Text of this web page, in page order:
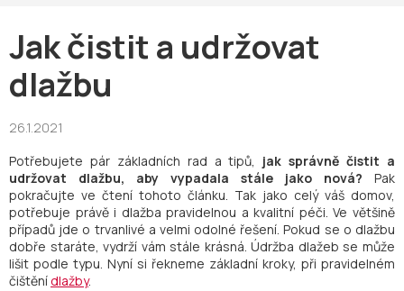
Jak čistit a udržovat
dlažbu
26.1.2021
Potřebujete pár základních rad a tipů, jak správně čistit a
udržovat dlažbu, aby vypadala stále jako nová? Pak
pokračujte ve čtení tohoto článku. Tak jako celý váš domov,
potřebuje právě i dlažba pravidelnou a kvalitní péči. Ve většině
případů jde o trvanlivé a velmi odolné řešení. Pokud se o dlažbu
dobře staráte, vydrží vám stále krásná. Údržba dlažeb se může
lišit podle typu. Nyní si řekneme základní kroky, při pravidelném
čištěnídlažby.